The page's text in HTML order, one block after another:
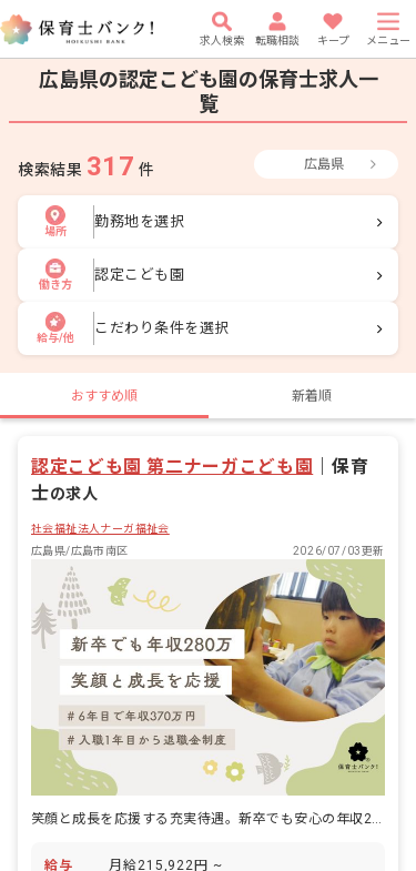
求人検索 転職相談 キープ メニュー
広島県の認定こども園の保育士求人一
覧
検索結果 317 件 広島県
場所
勤務地を選択
働き方
認定こども園
給与/他
こだわり条件を選択
おすすめ順 新着順
認定こども園 第二ナーガこども園
保育
士の求人
社会福祉法人ナーガ福祉会
広島県/広島市南区
2026/07/03更新
給与 月給215,922円 ~